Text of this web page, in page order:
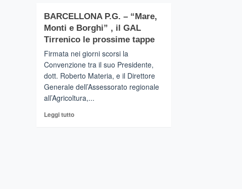
BARCELLONA P.G. – “Mare,
Monti e Borghi” , il GAL
Tirrenico le prossime tappe
Firmata nei giorni scorsi la
Convenzione tra il suo Presidente,
dott. Roberto Materia, e il Direttore
Generale dell’Assessorato regionale
all’Agricoltura,...
Leggi tuttoLeggi